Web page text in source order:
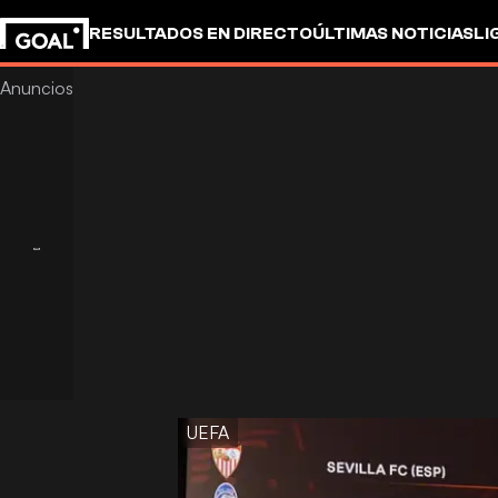
RESULTADOS EN DIRECTOÚLTIMAS NOTICIAS
UEFA